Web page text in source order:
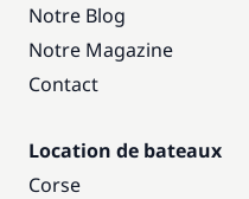
Notre Blog
Notre Magazine
Contact
Location de bateaux
Corse